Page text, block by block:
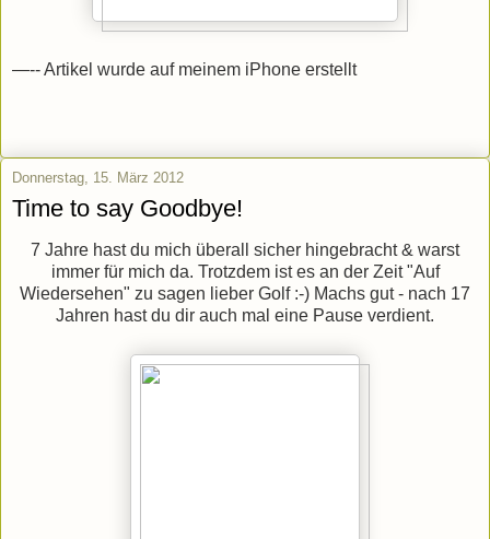
—-- Artikel wurde auf meinem iPhone erstellt
Donnerstag, 15. März 2012
Time to say Goodbye!
7 Jahre hast du mich überall sicher hingebracht & warst
immer für mich da. Trotzdem ist es an der Zeit "Auf
Wiedersehen" zu sagen lieber Golf :-) Machs gut - nach 17
Jahren hast du dir auch mal eine Pause verdient.